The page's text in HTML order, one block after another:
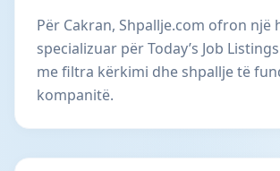
Për Cakran, Shpallje.com ofron një
specializuar për Today’s Job
me filtra kërkimi dhe shpallje të
kompanitë.